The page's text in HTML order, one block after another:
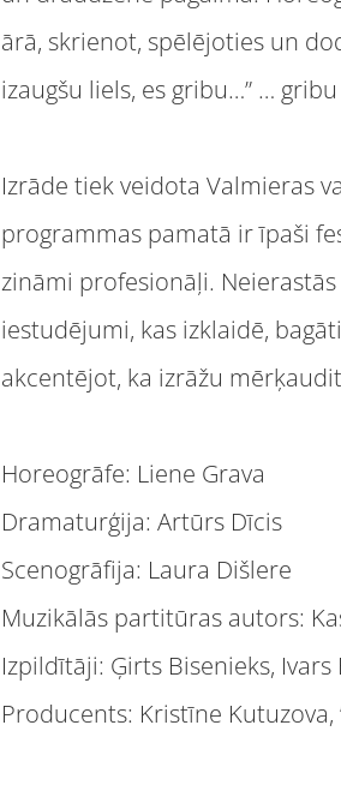
ārā, skrienot, spēlējoties un
izaugšu liels, es gribu…” …
Izrāde tiek veidota Valmieras
programmas pamatā ir īpaši
zināmi profesionāļi.
iestudējumi, kas izklaidē,
akcentējot, ka izrāžu
Horeogrāfe: Liene Grava
Dramaturģija: Artūrs Dīcis
Scenogrāfija: Laura Dišlere
Muzikālās partitūras autors:
Izpildītāji: Ģirts Bisenieks,
Producents: Kristīne Kutuzova,